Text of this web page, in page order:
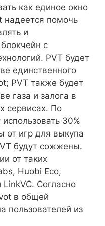
как единое окно
надеется помочь
и
с
PVT будет
единственного
PVT также будет
газа и залога в
сервисах. По
30%
от игр для выкупа
будут сожжены.
от таких
Huobi Eco,
Согласно
в общей
пользователей из